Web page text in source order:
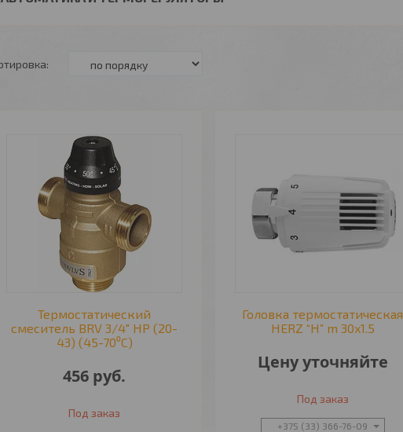
Термостатический
смеситель BRV 3/4" НР (20-
43) (45-70⁰С)
456 руб.
Под заказ
Головка термостатическая
HERZ “H” m 30x1.5
Цену уточняйте
Под заказ
+375 (33) 366-76-09